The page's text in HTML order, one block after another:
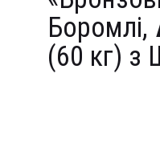
Боромлі,
(60 кг) з